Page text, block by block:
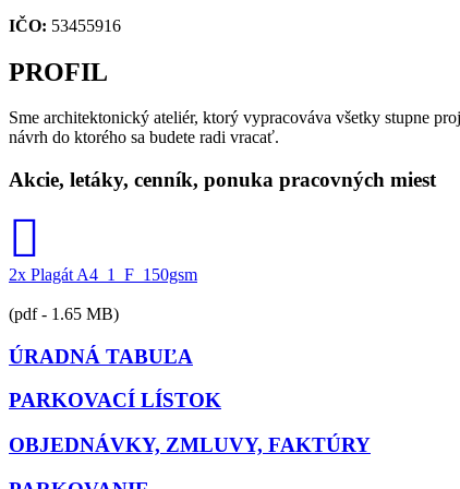
IČO: 53455916
PROFIL
Sme architektonický ateliér, ktorý vypracováva všetky stupne
návrh do ktorého sa budete radi vracať.
Akcie, letáky, cenník, ponuka pracovných miest
2x Plagát A4_1_F_150gsm
(pdf - 1.65 MB)
ÚRADNÁ TABUĽA
PARKOVACÍ LÍSTOK
OBJEDNÁVKY, ZMLUVY, FAKTÚRY